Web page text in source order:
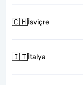
🇨🇭İsviçre
🇮🇹İtalya